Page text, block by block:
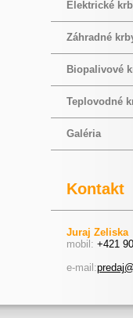
Elektrické
Záhradné
Biopalivové
Teplovodné
Galéria
Kontakt
Juraj Zeliska
mobil: +421
e-mail: